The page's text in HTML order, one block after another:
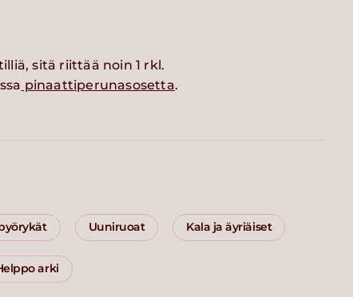
sitä riittää noin 1 rkl.
pinaattiperunasosetta.
Uuniruoat Kala ja äyriäiset
arki